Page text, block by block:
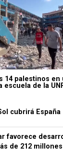
14 palestinos en
de la
cubrirá España
favorece
de 212